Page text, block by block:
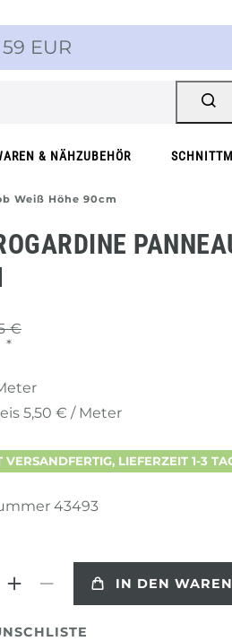
EUR
& NÄHZUBEHÖR
Weiß Höhe 90cm
€
*
5,50 € / Meter
VERSANDFERTIG, LIEFERZEIT 1-3
43493
IN DEN